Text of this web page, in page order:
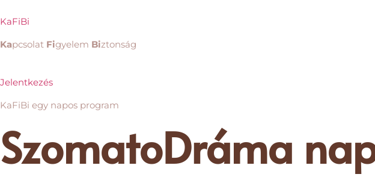
KaFiBi
Kapcsolat Figyelem Biztonság
Jelentkezés
KaFiBi egy napos program
SzomatoDráma